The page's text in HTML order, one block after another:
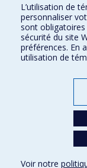
Plan du site
Signaler une erreur
Accessibilité
FACULTÉ DES ARTS
Nos départements et
L’utilisation de
personnaliser
sont
sécurité du site
préférences. En
utilisation de
Voir notre